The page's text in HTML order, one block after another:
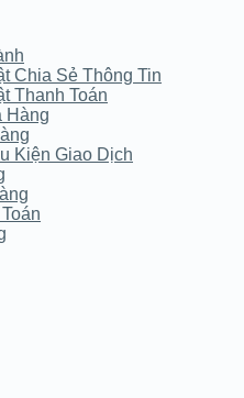
Chia Sẻ Thông Tin
Thanh Toán
Hàng
Kiện Giao Dịch